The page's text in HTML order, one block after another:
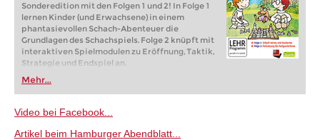
Sonderedition mit den Folgen 1 und 2! In Folge 1
lernen Kinder (und Erwachsene) in einem
phantasievollen Schach-Abenteuer die
Grundlagen des Schachspiels. Folge 2 knüpft mit
interaktiven Spielmodulen zu Eröffnung, Taktik,
Strategie und Endspiel an.
Mehr...
Video bei Facebook...
Artikel beim Hamburger Abendblatt...